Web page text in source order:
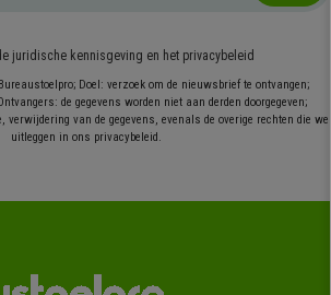
juridische kennisgeving en het privacybeleid
Doel: verzoek om de nieuwsbrief te ontvangen;
de gegevens worden niet aan derden doorgegeven;
verwijdering van de gegevens, evenals de overige rechten die we
uitleggen in ons privacybeleid.